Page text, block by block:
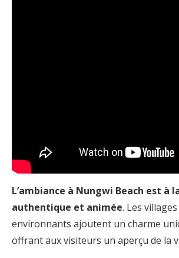
L’ambiance à Nungwi Beach est à
authentique et animée. Les
environnants ajoutent un charme
offrant aux visiteurs un aperçu de la